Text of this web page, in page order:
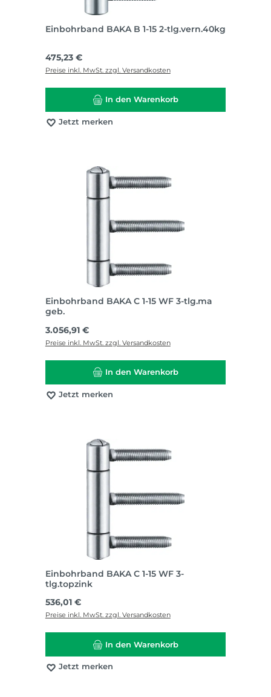
Einbohrband BAKA B 1-15 2-tlg.vern.40kg
Regulärer Preis:
475,23 €
Preise inkl. MwSt. zzgl. Versandkosten
In den Warenkorb
Jetzt merken
Einbohrband BAKA C 1-15 WF 3-tlg.ma
geb.
Regulärer Preis:
3.056,91 €
Preise inkl. MwSt. zzgl. Versandkosten
In den Warenkorb
Jetzt merken
Einbohrband BAKA C 1-15 WF 3-
tlg.topzink
Regulärer Preis:
536,01 €
Preise inkl. MwSt. zzgl. Versandkosten
In den Warenkorb
Jetzt merken